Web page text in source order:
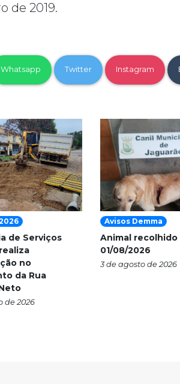
de 2019.
Whatsapp Twitter Instagram
de Serviços
no
da Rua
de 2026
Avisos Demma
Animal recolhido
01/08/2026
3 de agosto de 2026